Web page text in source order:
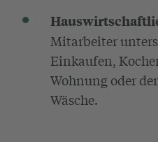
Mitarbeiter
Einkaufen,
Wohnung oder
Wäsche.